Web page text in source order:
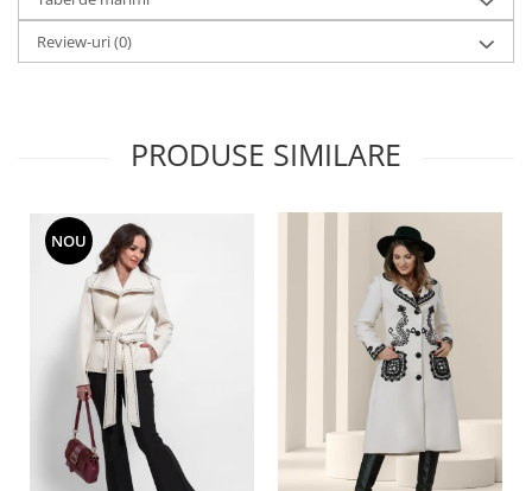
Review-uri(0)
PRODUSE SIMILARE
NOU